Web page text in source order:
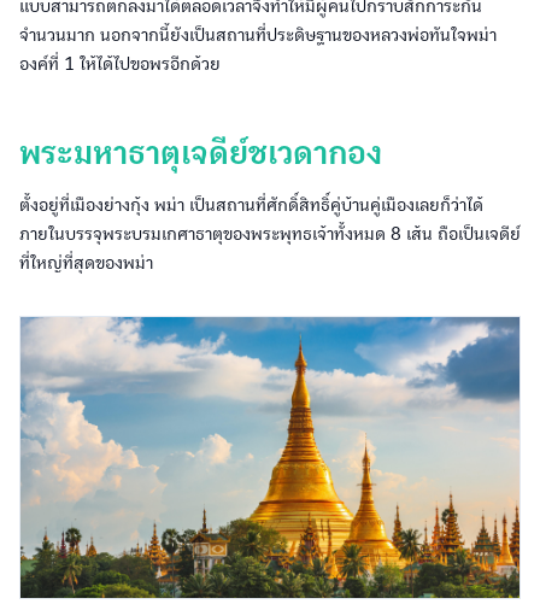
แบบสามารถตกลงมาได้ตลอดเวลาจึงทำให้มีผู้คนไปกราบสักการะกัน
จำนวนมาก นอกจากนี้ยังเป็นสถานที่ประดิษฐานของหลวงพ่อทันใจพม่า
องค์ที่ 1 ให้ได้ไปขอพรอีกด้วย
พระมหาธาตุเจดีย์ชเวดากอง
ตั้งอยู่ที่เมืองย่างกุ้ง พม่า เป็นสถานที่ศักดิ์สิทธิ์คู่บ้านคู่เมืองเลยก็ว่าได้
ภายในบรรจุพระบรมเกศาธาตุของพระพุทธเจ้าทั้งหมด 8 เส้น ถือเป็นเจดีย์
ที่ใหญ่ที่สุดของพม่า